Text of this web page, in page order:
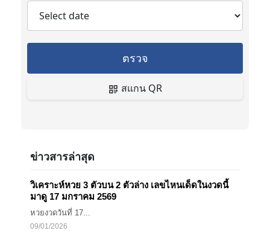
ตรวจ
สแกน QR
ข่าวสารล่าสุด
วิเคราะห์หวย 3 ตัวบน 2 ตัวล่าง เลขไหนเด็ดในงวดนี้
มาดู 17 มกราคม 2569
หวยงวดวันที่ 17...
09/01/2026